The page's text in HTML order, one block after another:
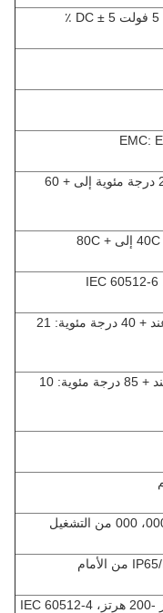
درجة حرارة العمل: -20 درجة مئوية إلى + 60
اختبار الحرارة الرطبة عند + 40 درجة مئوية: 21
اختبار الحرارة الجافة عند + 85 درجة مئوية: 10